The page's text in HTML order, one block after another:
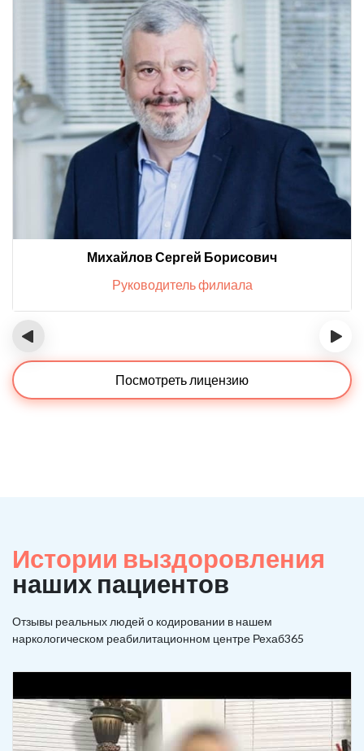
Михайлов Сергей Борисович
Руководитель филиала
‹ ›
Посмотреть лицензию
Истории выздоровления
наших пациентов
Отзывы реальных людей о кодировании в нашем
наркологическом реабилитационном центре Рехаб365